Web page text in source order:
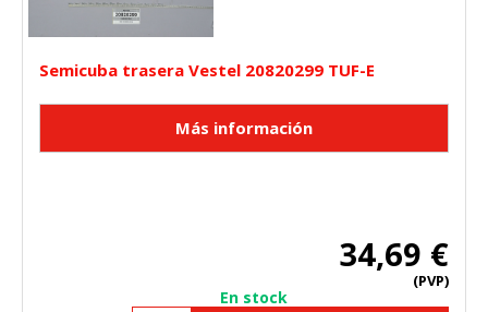
Semicuba trasera Vestel 20820299 TUF-E
34,69 €
(PVP)
En stock